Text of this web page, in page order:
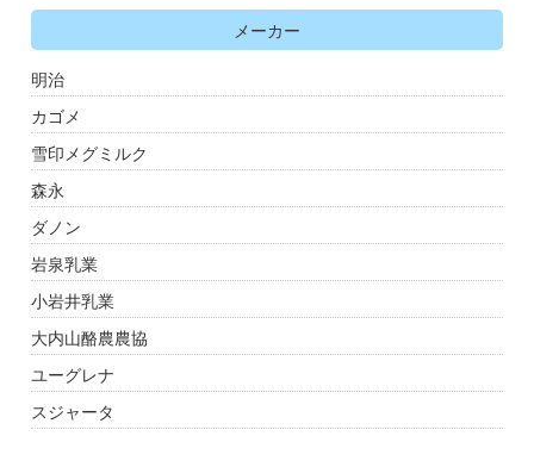
メーカー
明治
カゴメ
雪印メグミルク
森永
ダノン
岩泉乳業
小岩井乳業
大内山酪農農協
ユーグレナ
スジャータ